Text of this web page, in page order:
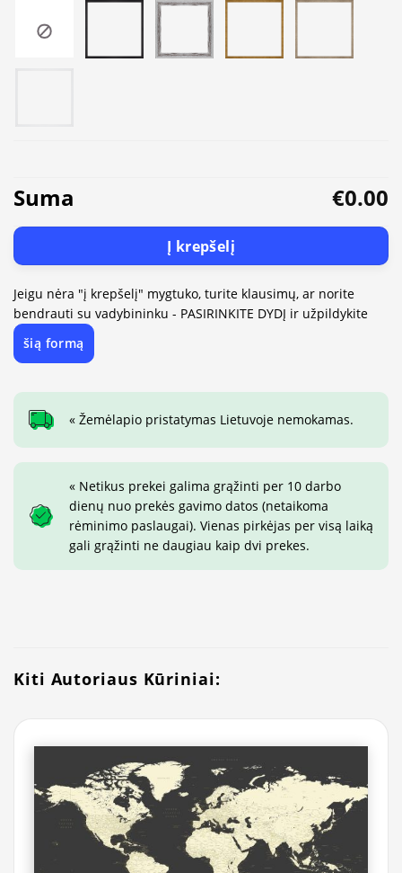
Suma €0.00
Į krepšelį
Jeigu nėra "į krepšelį" mygtuko, turite klausimų, ar norite
bendrauti su vadybininku - PASIRINKITE DYDĮ ir užpildykite
šią formą
« Žemėlapio pristatymas Lietuvoje nemokamas.
« Netikus prekei galima grąžinti per 10 darbo
dienų nuo prekės gavimo datos (netaikoma
rėminimo paslaugai). Vienas pirkėjas per visą laiką
gali grąžinti ne daugiau kaip dvi prekes.
Kiti Autoriaus Kūriniai: